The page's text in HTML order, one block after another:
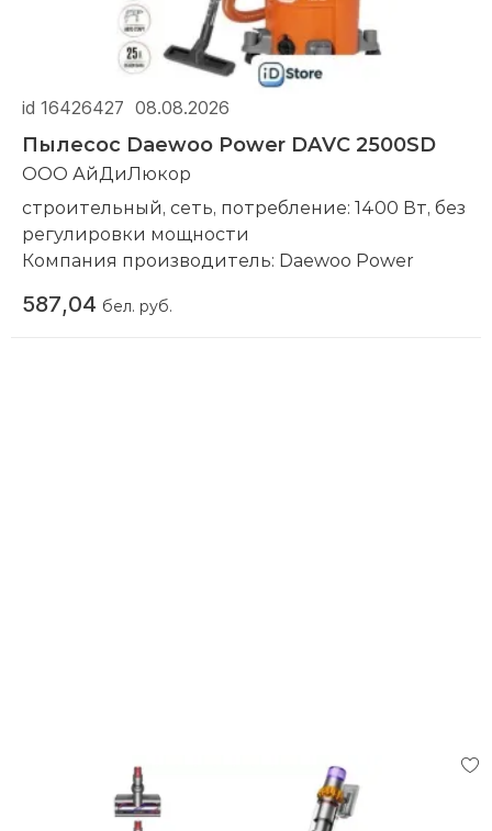
id 16426427 08.08.2026
Пылесос Daewoo Power DAVC 2500SD
ООО АйДиЛюкор
строительный, сеть, потребление: 1400 Вт, без
регулировки мощности
Компания производитель: Daewoo Power
587,04 бел. руб.